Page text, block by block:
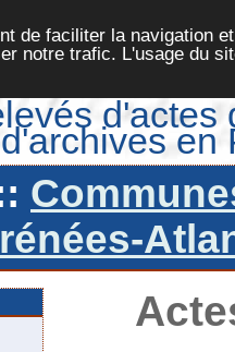
de faciliter la navigation
notre trafic. L'usage du
d'actes
en